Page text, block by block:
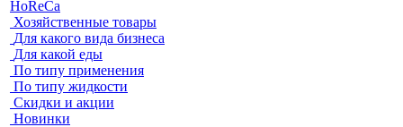
HoReCa
Хозяйственные товары
Для какого вида бизнеса
Для какой еды
По типу применения
По типу жидкости
Скидки и акции
Новинки